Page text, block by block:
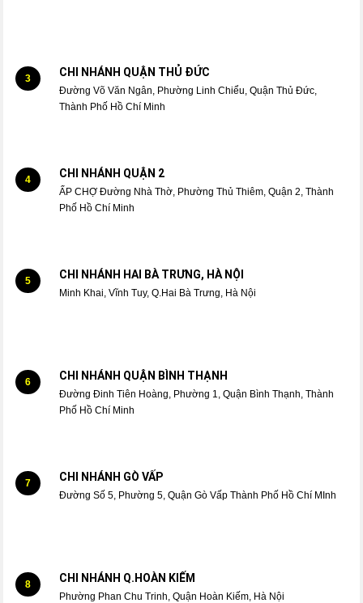
3 CHI NHÁNH QUẬN THỦ ĐỨC
Đường Võ Văn Ngân, Phường Linh Chiểu, Quận Thủ Đức,
Thành Phố Hồ Chí Minh
4 CHI NHÁNH QUẬN 2
ẤP CHỢ Đường Nhà Thờ, Phường Thủ Thiêm, Quận 2, Thành
Phố Hồ Chí Minh
5 CHI NHÁNH HAI BÀ TRƯNG, HÀ NỘI
Minh Khai, Vĩnh Tuy, Q.Hai Bà Trưng, Hà Nội
6 CHI NHÁNH QUẬN BÌNH THẠNH
Đường Đinh Tiên Hoàng, Phường 1, Quận Bình Thạnh, Thành
Phố Hồ Chí Minh
7 CHI NHÁNH GÒ VẤP
Đường Số 5, Phường 5, Quận Gò Vấp Thành Phố Hồ Chí MInh
8 CHI NHÁNH Q.HOÀN KIẾM
Phường Phan Chu Trinh, Quận Hoàn Kiếm, Hà Nội